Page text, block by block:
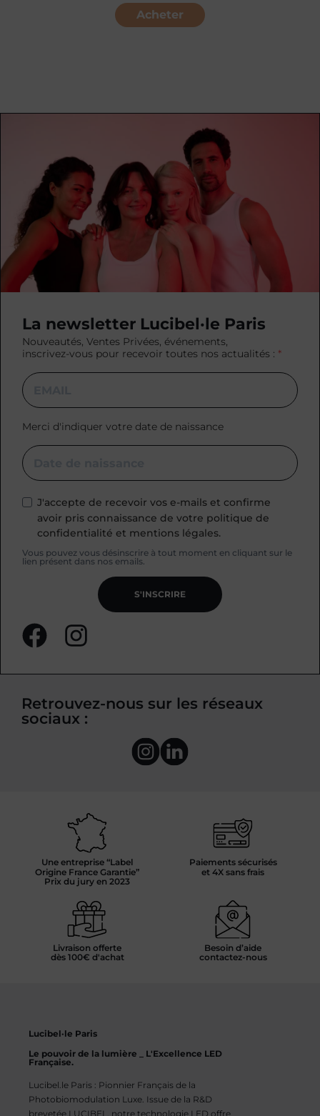
Acheter
La newsletter Lucibel·le Paris
Nouveautés, Ventes Privées, événements,
inscrivez-vous pour recevoir toutes nos actualités :
Merci d'indiquer votre date de naissance
J'accepte de recevoir vos e-mails et confirme
avoir pris connaissance de votre politique de
confidentialité et mentions légales.
Vous pouvez vous désinscrire à tout moment en cliquant sur le
lien présent dans nos emails.
S'INSCRIRE
Retrouvez-nous sur les réseaux
sociaux :
Une entreprise “Label
Origine France Garantie”
Prix du jury en 2023
Paiements sécurisés
et 4X sans frais
Livraison offerte
dès 100€ d'achat
Besoin d’aide
contactez-nous
Lucibel·le Paris
Le pouvoir de la lumière _ L'Excellence LED
Française.
Lucibel.le Paris : Pionnier Français de la
Photobiomodulation Luxe. Issue de la R&D
brevetée LUCIBEL, notre technologie LED offre